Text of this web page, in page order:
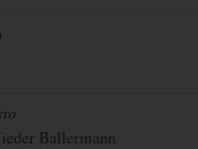
Ballermann